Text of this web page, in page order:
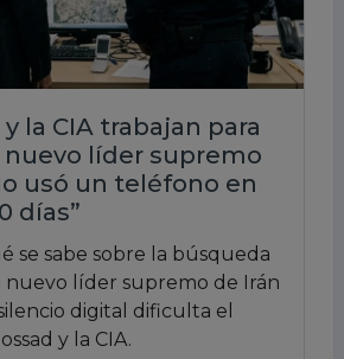
la CIA trabajan para
nuevo líder supremo
usó un teléfono en
días”
se sabe sobre la búsqueda
líder supremo de Irán
digital dificulta el
y la CIA.